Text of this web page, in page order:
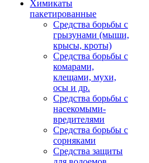
Химикаты
пакетированные
Средства борьбы с
грызунами (мыши,
крысы, кроты)
Средства борьбы с
комарами,
клещами, мухи,
осы и др.
Средства борьбы с
насекомыми-
вредителями
Средства борьбы с
сорняками
Средства защиты